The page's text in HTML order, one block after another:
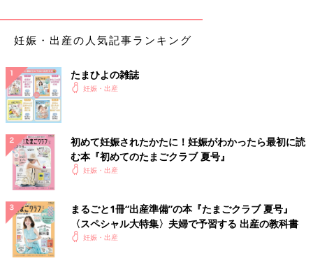
妊娠・出産の人気記事ランキング
たまひよの雑誌
妊娠・出産
初めて妊娠されたかたに！妊娠がわかったら最初に読
む本『初めてのたまごクラブ 夏号』
妊娠・出産
まるごと1冊“出産準備”の本『たまごクラブ 夏号』
〈スペシャル大特集〉夫婦で予習する 出産の教科書
妊娠・出産